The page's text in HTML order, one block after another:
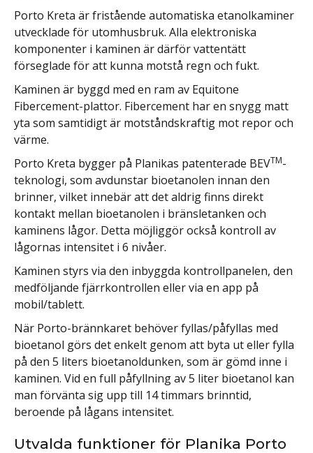
Porto Kreta är fristående automatiska etanolkaminer
utvecklade för utomhusbruk. Alla elektroniska
komponenter i kaminen är därför vattentätt
förseglade för att kunna motstå regn och fukt.
Kaminen är byggd med en ram av Equitone
Fibercement-plattor. Fibercement har en snygg matt
yta som samtidigt är motståndskraftig mot repor och
värme.
Porto Kreta bygger på Planikas patenterade BEVTM-
teknologi, som avdunstar bioetanolen innan den
brinner, vilket innebär att det aldrig finns direkt
kontakt mellan bioetanolen i bränsletanken och
kaminens lågor. Detta möjliggör också kontroll av
lågornas intensitet i 6 nivåer.
Kaminen styrs via den inbyggda kontrollpanelen, den
medföljande fjärrkontrollen eller via en app på
mobil/tablett.
När Porto-brännkaret behöver fyllas/påfyllas med
bioetanol görs det enkelt genom att byta ut eller fylla
på den 5 liters bioetanoldunken, som är gömd inne i
kaminen. Vid en full påfyllning av 5 liter bioetanol kan
man förvänta sig upp till 14 timmars brinntid,
beroende på lågans intensitet.
Utvalda funktioner för Planika Porto